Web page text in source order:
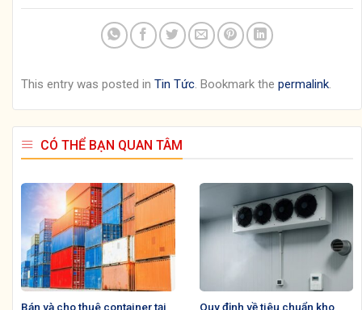
This entry was posted in Tin Tức. Bookmark the permalink.
CÓ THỂ BẠN QUAN TÂM
Bán và cho thuê container tại Quy định về tiêu chuẩn kho